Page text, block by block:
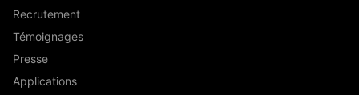
Recrutement
Témoignages
Presse
Applications